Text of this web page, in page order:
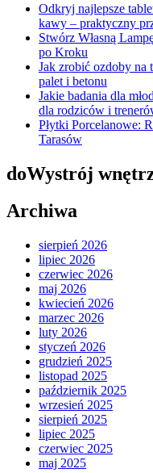
Odkryj najlepsze
kawy – praktyczny
Stwórz Własną
po Kroku
Jak zrobić ozdoby na
palet i betonu
Jakie badania dla
dla rodziców i
Płytki Porcelanowe:
Tarasów
doWystrój
Archiwa
sierpień 2026
lipiec 2026
czerwiec 2026
maj 2026
kwiecień 2026
marzec 2026
luty 2026
styczeń 2026
grudzień 2025
listopad 2025
październik 2025
wrzesień 2025
sierpień 2025
lipiec 2025
czerwiec 2025
maj 2025